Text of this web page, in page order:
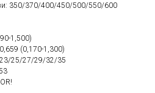
350/370/400/450/500/550/600
1,500)
(0,170-1,300)
23/25/27/29/32/35